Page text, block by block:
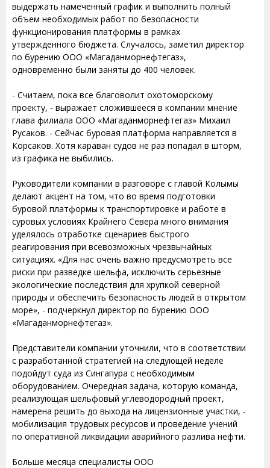
выдержать намеченный график и выполнить полный
объем необходимых работ по безопасности
функционирования платформы в рамках
утвержденного бюджета. Случалось, заметил директор
по бурению ООО «Магаданморнефтегаз»,
одновременно были заняты до 400 человек.
- Считаем, пока все благоволит охотоморскому
проекту, - выражает сложившееся в компании мнение
глава филиала ООО «Магаданморнефтегаз» Михаил
Русаков. - Сейчас буровая платформа направляется в
Корсаков. Хотя караван судов не раз попадал в шторм,
из графика не выбились.
Руководители компании в разговоре с главой Колымы
делают акцент на том, что во время подготовки
буровой платформы к транспортировке и работе в
суровых условиях Крайнего Севера много внимания
уделялось отработке сценариев быстрого
реагирования при всевозможных чрезвычайных
ситуациях. «Для нас очень важно предусмотреть все
риски при разведке шельфа, исключить серьезные
экологические последствия для хрупкой северной
природы и обеспечить безопасность людей в открытом
море», - подчеркнул директор по бурению ООО
«Магаданморнефтегаз».
Представители компании уточнили, что в соответствии
с разработанной стратегией на следующей неделе
подойдут суда из Сингапура с необходимым
оборудованием. Очередная задача, которую команда,
реализующая шельфовый углеводородный проект,
намерена решить до выхода на лицензионные участки, -
мобилизация трудовых ресурсов и проведение учений
по оперативной ликвидации аварийного разлива нефти.
Больше месяца специалисты ООО